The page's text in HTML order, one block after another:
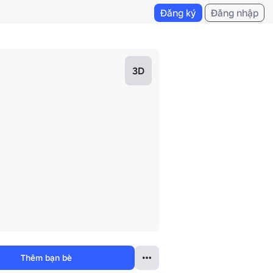
Đăng ký Đăng nhập
3D
Thêm bạn bè